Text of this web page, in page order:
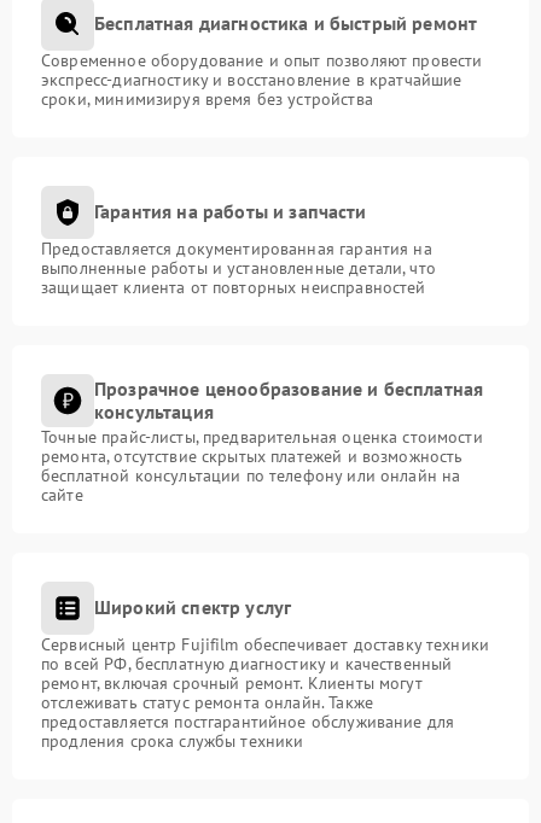
Бесплатная диагностика и быстрый ремонт
Современное оборудование и опыт позволяют провести
экспресс-диагностику и восстановление в кратчайшие
сроки, минимизируя время без устройства
Гарантия на работы и запчасти
Предоставляется документированная гарантия на
выполненные работы и установленные детали, что
защищает клиента от повторных неисправностей
Прозрачное ценообразование и бесплатная
консультация
Точные прайс-листы, предварительная оценка стоимости
ремонта, отсутствие скрытых платежей и возможность
бесплатной консультации по телефону или онлайн на
сайте
Широкий спектр услуг
Сервисный центр Fujifilm обеспечивает доставку техники
по всей РФ, бесплатную диагностику и качественный
ремонт, включая срочный ремонт. Клиенты могут
отслеживать статус ремонта онлайн. Также
предоставляется постгарантийное обслуживание для
продления срока службы техники